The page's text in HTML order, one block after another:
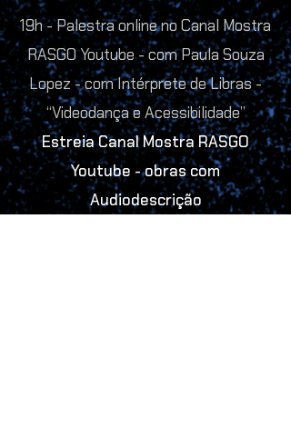
19h - Palestra online no Canal Mostra
RASGO Youtube - com Paula Souza
Lopez - com Intérprete de Libras -
“Videodança e Acessibilidade”
Estreia Canal Mostra RASGO
Youtube - obras com
Audiodescrição